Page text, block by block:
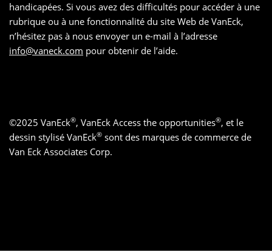
handicapées. Si vous avez des difficultés pour accéder à une
rubrique ou à une fonctionnalité du site Web de VanEck,
n’hésitez pas à nous envoyer un e-mail à l’adresse
info@vaneck.com pour obtenir de l’aide.
©2025 VanEck®, VanEck Access the opportunities®, et le
dessin stylisé VanEck® sont des marques de commerce de
Van Eck Associates Corp.